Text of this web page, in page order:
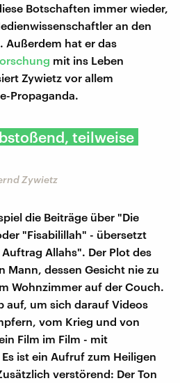
Botschaften immer wieder,
an den
Außerdem hat er das
mit ins Leben
Zywietz vor allem
Propaganda.
teilweise
Zywietz
die Beiträge über "Die
"Fisabilillah" - übersetzt
Allahs". Der Plot des
Mann, dessen Gesicht nie zu
Wohnzimmer auf der Couch.
auf, um sich darauf Videos
vom Krieg und von
Film im Film - mit
ist ein Aufruf zum Heiligen
verstörend: Der Ton